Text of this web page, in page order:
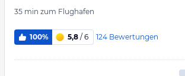
35 min zum Flughafen
100% 5,8 / 6 124 Bewertungen